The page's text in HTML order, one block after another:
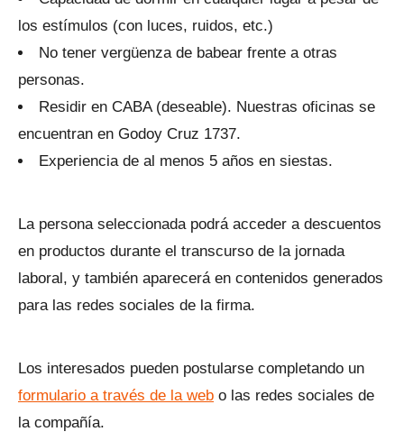
los estímulos (con luces, ruidos, etc.)
No tener vergüenza de babear frente a otras
personas.
Residir en CABA (deseable). Nuestras oficinas se
encuentran en Godoy Cruz 1737.
Experiencia de al menos 5 años en siestas.
La persona seleccionada podrá acceder a descuentos
en productos durante el transcurso de la jornada
laboral, y también aparecerá en contenidos generados
para las redes sociales de la firma.
Los interesados pueden postularse completando un
formulario a través de la web o las redes sociales de
la compañía.